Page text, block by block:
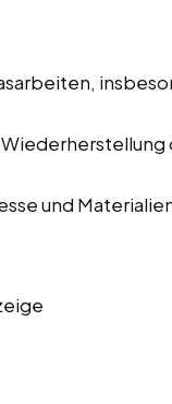
und